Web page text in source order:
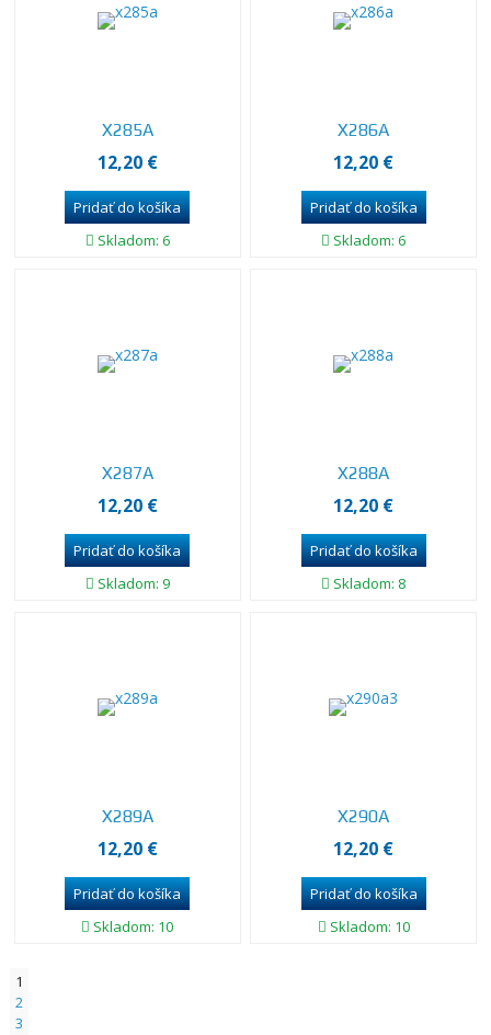
X285A
12,20 €
Skladom: 6
X286A
12,20 €
Skladom: 6
X287A
12,20 €
Skladom: 9
X288A
12,20 €
Skladom: 8
X289A
12,20 €
Skladom: 10
X290A
12,20 €
Skladom: 10
1
2
3